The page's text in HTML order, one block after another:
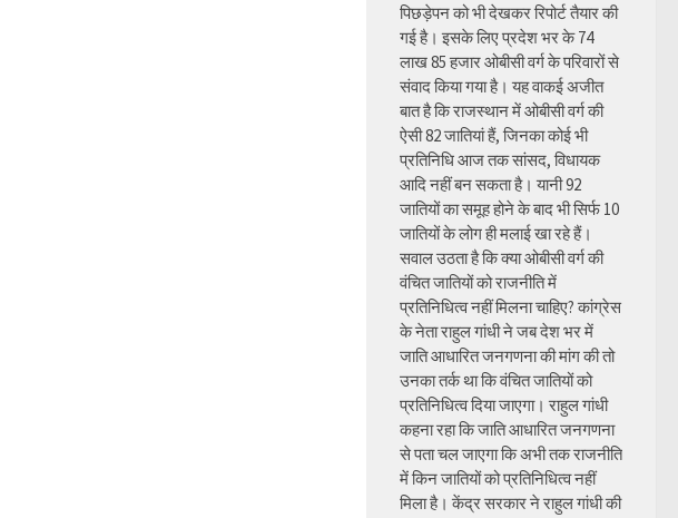
पिछड़ेपन को भी देखकर रिपोर्ट तैयार की
गई है। इसके लिए प्रदेश भर के 74
लाख 85 हजार ओबीसी वर्ग के परिवारों से
संवाद किया गया है। यह वाकई अजीत
बात है कि राजस्थान में ओबीसी वर्ग की
ऐसी 82 जातियां हैं, जिनका कोई भी
प्रतिनिधि आज तक सांसद, विधायक
आदि नहीं बन सकता है। यानी 92
जातियों का समूह होने के बाद भी सिर्फ 10
जातियों के लोग ही मलाई खा रहे हैं।
सवाल उठता है कि क्या ओबीसी वर्ग की
वंचित जातियों को राजनीति में
प्रतिनिधित्व नहीं मिलना चाहिए? कांग्रेस
के नेता राहुल गांधी ने जब देश भर में
जाति आधारित जनगणना की मांग की तो
उनका तर्क था कि वंचित जातियों को
प्रतिनिधित्व दिया जाएगा। राहुल गांधी
कहना रहा कि जाति आधारित जनगणना
से पता चल जाएगा कि अभी तक राजनीति
में किन जातियों को प्रतिनिधित्व नहीं
मिला है। केंद्र सरकार ने राहुल गांधी की